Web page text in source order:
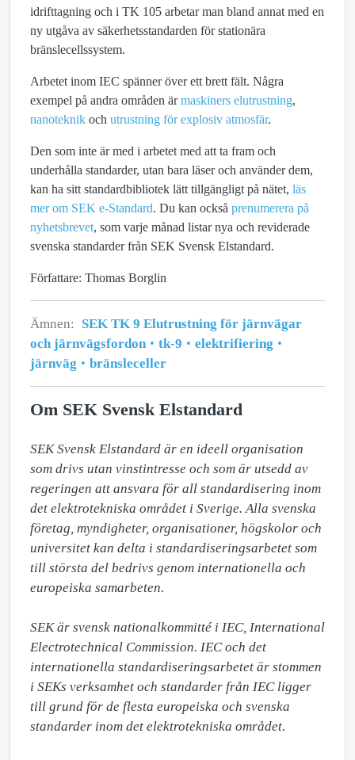
idrifttagning och i TK 105 arbetar man bland annat med en
ny utgåva av säkerhetsstandarden för stationära
bränslecellssystem.
Arbetet inom IEC spänner över ett brett fält. Några
exempel på andra områden ärmaskiners elutrustning,
nanoteknik och utrustning för explosiv atmosfär.
Den som inte är med i arbetet med att ta fram och
underhålla standarder, utan bara läser och använder dem,
kan ha sitt standardbibliotek lätt tillgängligt på nätet, läs
mer om SEK e-Standard. Du kan också prenumerera på
nyhetsbrevet, som varje månad listar nya och reviderade
svenska standarder från SEK Svensk Elstandard.
Författare: Thomas Borglin
Ämnen: SEK TK 9 Elutrustning för järnvägar
och järnvägsfordon
tk-9
elektrifiering
järnväg
bränsleceller
Om SEK Svensk Elstandard
SEK Svensk Elstandard är en ideell organisation
som drivs utan vinstintresse och som är utsedd av
regeringen att ansvara för all standardisering inom
det elektrotekniska området i Sverige. Alla svenska
företag, myndigheter, organisationer, högskolor och
universitet kan delta i standardiseringsarbetet som
till största del bedrivs genom internationella och
europeiska samarbeten.
SEK är svensk nationalkommitté i IEC, International
Electrotechnical Commission. IEC och det
internationella standardiseringsarbetet är stommen
i SEKs verksamhet och standarder från IEC ligger
till grund för de flesta europeiska och svenska
standarder inom det elektrotekniska området.